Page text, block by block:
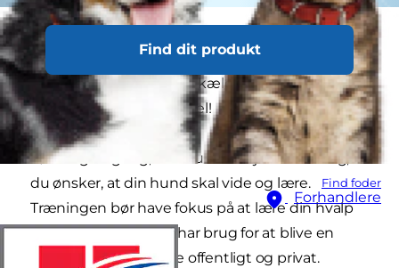
Find dit produkt
Find foder
Forhandlere
Det er en spændende tid for jer begge to, når
du får en ny hvalp, men det kan være en stor
omgang at lære dit nye kæledyr, hvilken typer
adfærd, der er acceptabel!
Før du går i gang, skal du overveje alle de ting,
du ønsker, at din hund skal vide og lære.
Træningen bør have fokus på at lære din hvalp
de færdigheder, den har brug for at blive en
kunne færde sig både offentligt og privat.